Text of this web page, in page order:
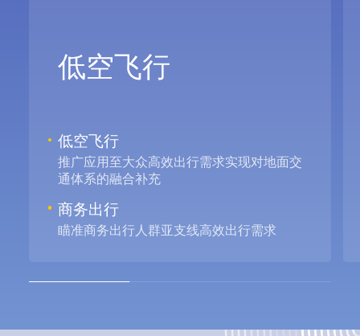
低空飞行
低空飞行
推广应用至大众高效出行需求实现对地面交
通体系的融合补充
商务出行
瞄准商务出行人群亚支线高效出行需求